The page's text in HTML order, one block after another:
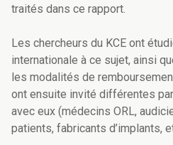
traités dans ce rapport.
Les chercheurs du KCE ont
internationale à ce sujet, ainsi
les modalités de
ont ensuite invité différentes
avec eux (médecins ORL,
patients, fabricants d’implants,